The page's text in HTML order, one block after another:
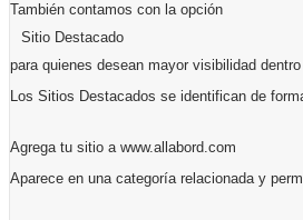
También contamos con la opción
Sitio Destacado
para quienes desean mayor visibilidad
Los Sitios Destacados se identifican de
Agrega tu sitio a www.allabord.com
Aparece en una categoría relacionada y